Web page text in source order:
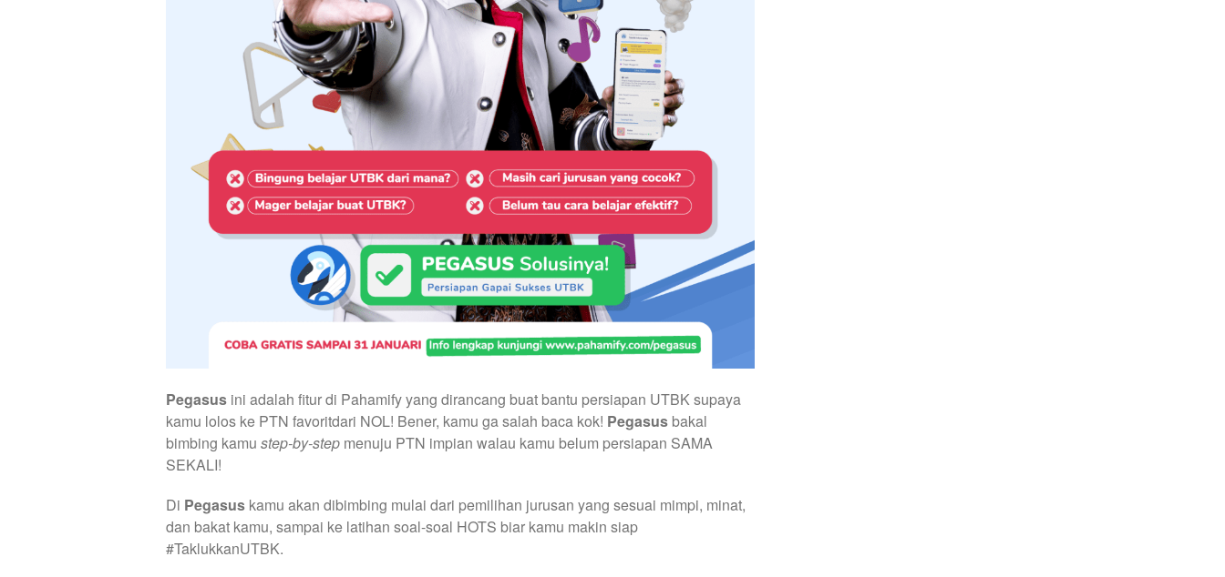
Pegasus ini adalah fitur di Pahamify yang dirancang buat bantu persiapan UTBK supaya
kamu lolos ke PTN favoritdari NOL! Bener, kamu ga salah baca kok! Pegasus bakal
bimbing kamu step-by-step menuju PTN impian walau kamu belum persiapan SAMA
SEKALI!
Di Pegasus kamu akan dibimbing mulai dari pemilihan jurusan yang sesuai mimpi, minat,
dan bakat kamu, sampai ke latihan soal-soal HOTS biar kamu makin siap
#TaklukkanUTBK.